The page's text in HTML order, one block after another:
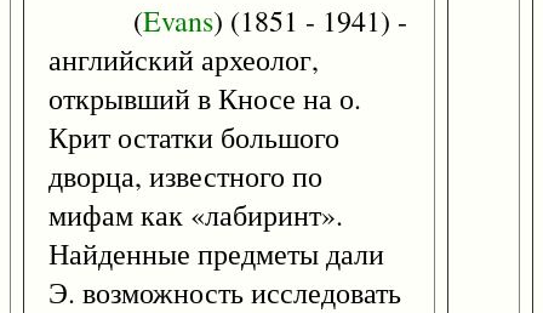
(Evans) (1851 - 1941) -
английский археолог,
открывший в Кносе на о.
Крит остатки большого
дворца, известного по
мифам как «лабиринт».
Найденные предметы дали
Э. возможность исследовать